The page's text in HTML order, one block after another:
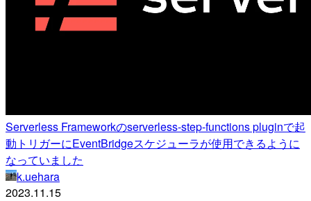
Serverless Frameworkのserverless-step-functions pluginで起
動トリガーにEventBridgeスケジューラが使用できるように
なっていました
k.uehara
2023.11.15